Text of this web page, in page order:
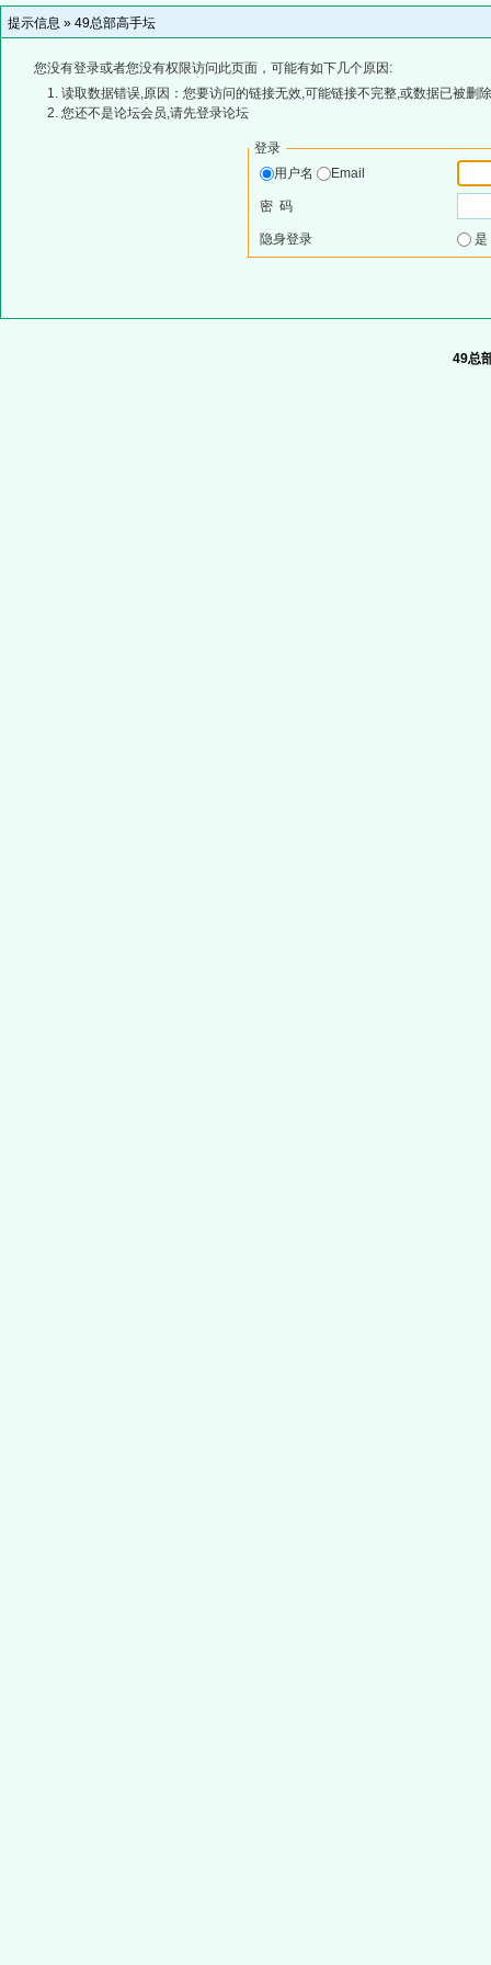
提示信息 » 49总部高手坛
您没有登录或者您没有权限访问此页面，可能有如下几个原因:
读取数据错误,原因：您要访问的链接无效,可能链接不完整,或数据已被删
您还不是论坛会员,请先登录论坛
登录
用户名
Email
密 码
隐身登录
49总